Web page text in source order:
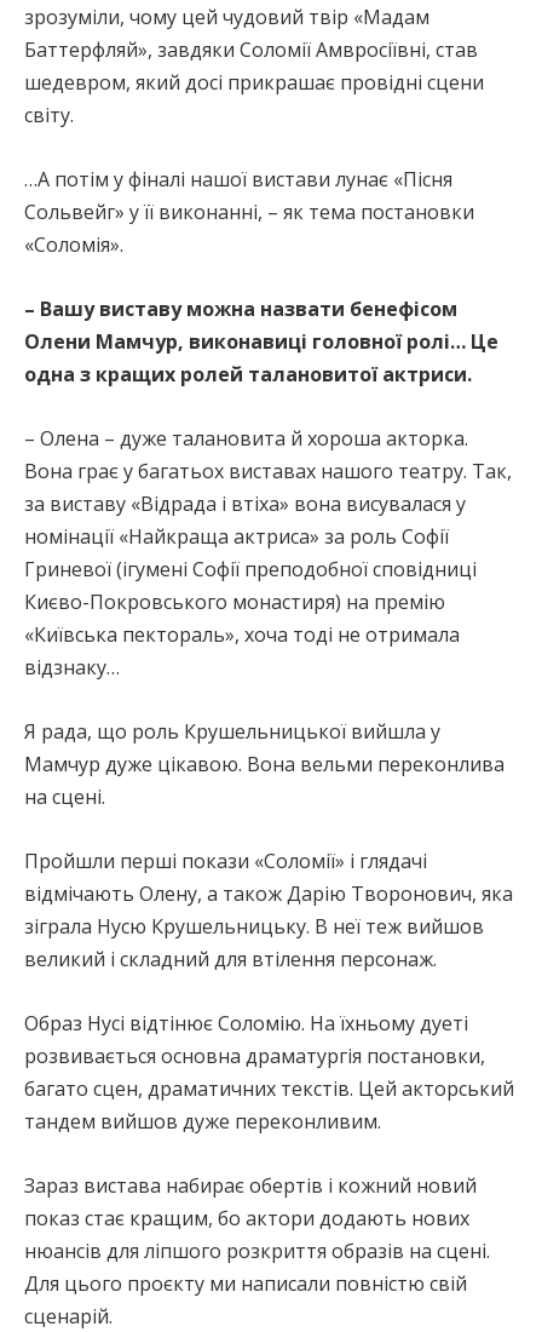
зрозуміли, чому цей чудовий твір «Мадам
Баттерфляй», завдяки Соломії Амвросіївні, став
шедевром, який досі прикрашає провідні сцени
світу.
…А потім у фіналі нашої вистави лунає «Пісня
Сольвейг» у її виконанні, – як тема постановки
«Соломія».
– Вашу виставу можна назвати бенефісом
Олени Мамчур, виконавиці головної ролі… Це
одна з кращих ролей талановитої актриси.
– Олена – дуже талановита й хороша акторка.
Вона грає у багатьох виставах нашого театру. Так,
за виставу «Відрада і втіха» вона висувалася у
номінації «Найкраща актриса» за роль Софії
Гриневої (ігумені Софії преподобної сповідниці
Києво-Покровського монастиря) на премію
«Київська пектораль», хоча тоді не отримала
відзнаку…
Я рада, що роль Крушельницької вийшла у
Мамчур дуже цікавою. Вона вельми переконлива
на сцені.
Пройшли перші покази «Соломії» і глядачі
відмічають Олену, а також Дарію Творонович, яка
зіграла Нусю Крушельницьку. В неї теж вийшов
великий і складний для втілення персонаж.
Образ Нусі відтінює Соломію. На їхньому дуеті
розвивається основна драматургія постановки,
багато сцен, драматичних текстів. Цей акторський
тандем вийшов дуже переконливим.
Зараз вистава набирає обертів і кожний новий
показ стає кращим, бо актори додають нових
нюансів для ліпшого розкриття образів на сцені.
Для цього проєкту ми написали повністю свій
сценарій.